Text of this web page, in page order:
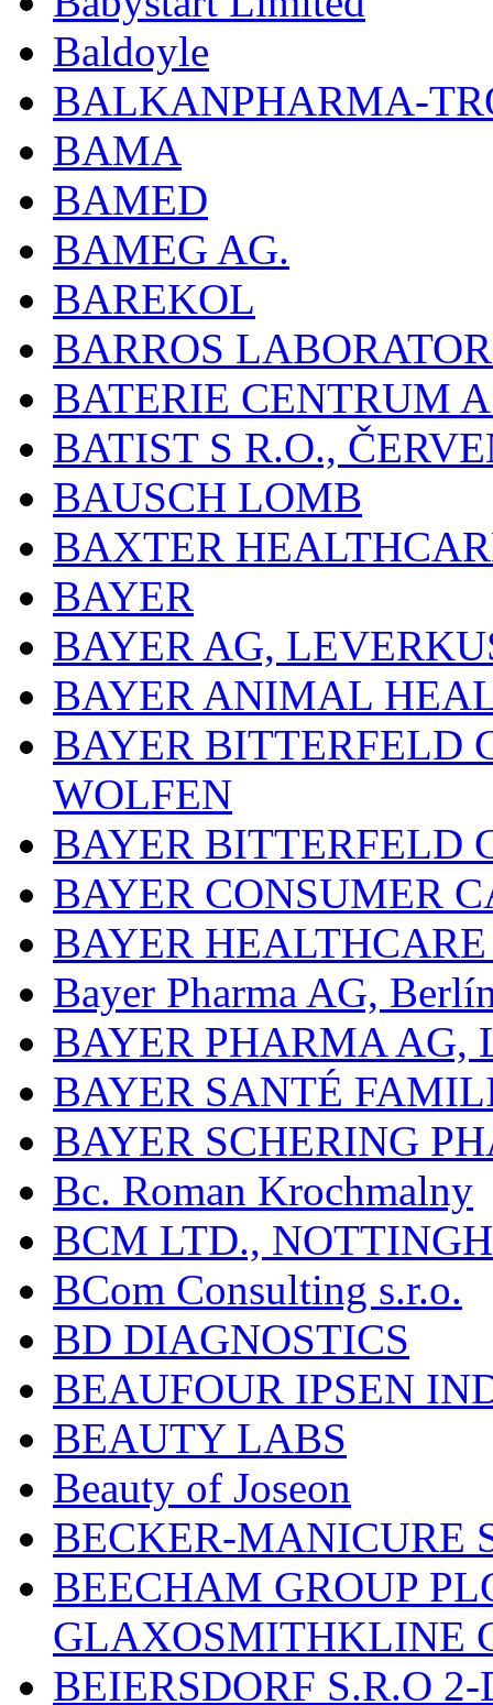
Baldoyle
BALKANPHARMA-
BAMA
BAMED
BAMEG AG.
BAREKOL
BARROS
BATERIE CENTRUM
BATIST S R.O.,
BAUSCH LOMB
BAXTER
BAYER
BAYER AG,
BAYER ANIMAL
BAYER BITTERFELD
WOLFEN
BAYER BITTERFELD
BAYER CONSUMER
BAYER
Bayer Pharma AG,
BAYER PHARMA AG,
BAYER SANTÉ
BAYER SCHERING
Bc. Roman Krochmalny
BCM LTD.,
BCom Consulting s.r.o.
BD DIAGNOSTICS
BEAUFOUR IPSEN
BEAUTY LABS
Beauty of Joseon
BECKER-MANICURE
BEECHAM GROUP
GLAXOSMITHKLINE
BEIERSDORF S.R.O